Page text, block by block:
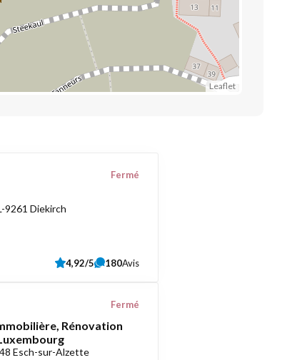
Leaflet
9261 Diekirch
Fermé
4,92/5 180Avis
Rénovation
Esch-sur-Alzette
Fermé